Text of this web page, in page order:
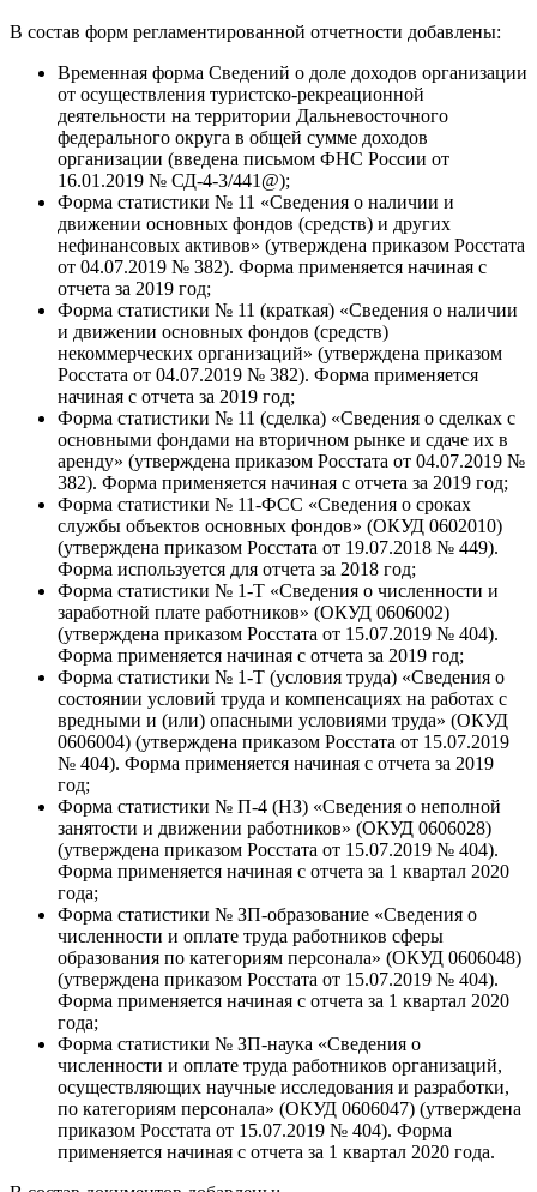
В состав форм регламентированной отчетности добавлены:
Временная форма Сведений о доле доходов организации
от осуществления туристско-рекреационной
деятельности на территории Дальневосточного
федерального округа в общей сумме доходов
организации (введена письмом ФНС России от
16.01.2019 № СД-4-3/441@);
Форма статистики № 11 «Сведения о наличии и
движении основных фондов (средств) и других
нефинансовых активов» (утверждена приказом Росстата
от 04.07.2019 № 382). Форма применяется начиная с
отчета за 2019 год;
Форма статистики № 11 (краткая) «Сведения о наличии
и движении основных фондов (средств)
некоммерческих организаций» (утверждена приказом
Росстата от 04.07.2019 № 382). Форма применяется
начиная с отчета за 2019 год;
Форма статистики № 11 (сделка) «Сведения о сделках с
основными фондами на вторичном рынке и сдаче их в
аренду» (утверждена приказом Росстата от 04.07.2019 №
382). Форма применяется начиная с отчета за 2019 год;
Форма статистики № 11-ФСС «Сведения о сроках
службы объектов основных фондов» (ОКУД 0602010)
(утверждена приказом Росстата от 19.07.2018 № 449).
Форма используется для отчета за 2018 год;
Форма статистики № 1-Т «Сведения о численности и
заработной плате работников» (ОКУД 0606002)
(утверждена приказом Росстата от 15.07.2019 № 404).
Форма применяется начиная с отчета за 2019 год;
Форма статистики № 1-Т (условия труда) «Сведения о
состоянии условий труда и компенсациях на работах с
вредными и (или) опасными условиями труда» (ОКУД
0606004) (утверждена приказом Росстата от 15.07.2019
№ 404). Форма применяется начиная с отчета за 2019
год;
Форма статистики № П-4 (НЗ) «Сведения о неполной
занятости и движении работников» (ОКУД 0606028)
(утверждена приказом Росстата от 15.07.2019 № 404).
Форма применяется начиная с отчета за 1 квартал 2020
года;
Форма статистики № ЗП-образование «Сведения о
численности и оплате труда работников сферы
образования по категориям персонала» (ОКУД 0606048)
(утверждена приказом Росстата от 15.07.2019 № 404).
Форма применяется начиная с отчета за 1 квартал 2020
года;
Форма статистики № ЗП-наука «Сведения о
численности и оплате труда работников организаций,
осуществляющих научные исследования и разработки,
по категориям персонала» (ОКУД 0606047) (утверждена
приказом Росстата от 15.07.2019 № 404). Форма
применяется начиная с отчета за 1 квартал 2020 года.